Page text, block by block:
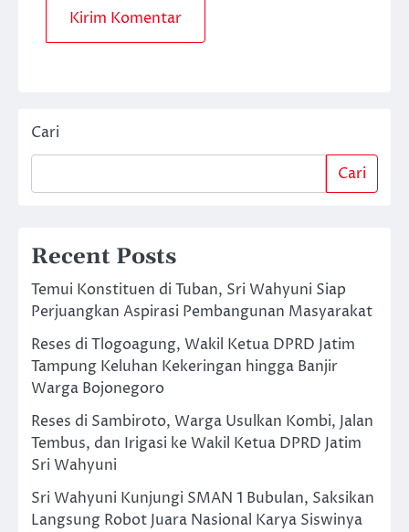
Cari
Cari
Recent Posts
Temui Konstituen di Tuban, Sri Wahyuni Siap
Perjuangkan Aspirasi Pembangunan Masyarakat
Reses di Tlogoagung, Wakil Ketua DPRD Jatim
Tampung Keluhan Kekeringan hingga Banjir
Warga Bojonegoro
Reses di Sambiroto, Warga Usulkan Kombi, Jalan
Tembus, dan Irigasi ke Wakil Ketua DPRD Jatim
Sri Wahyuni
Sri Wahyuni Kunjungi SMAN 1 Bubulan, Saksikan
Langsung Robot Juara Nasional Karya Siswinya